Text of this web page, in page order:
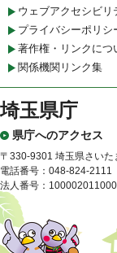
ウェブアクセシビリ
プライバシーポリシ
著作権・リンクにつ
関係機関リンク集
埼玉県庁
県庁へのアクセス
〒330-9301 埼玉県さい
電話番号：048-824-2111
法人番号：